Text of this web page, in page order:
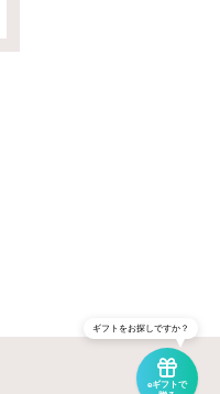
eギフトで
ギフトをお探しですか？